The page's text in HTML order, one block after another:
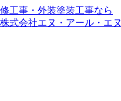
株式会社エヌ・アール・エヌ